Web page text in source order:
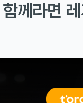
께라면